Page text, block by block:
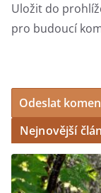
Uložit do
pro budoucí
Nejnovější